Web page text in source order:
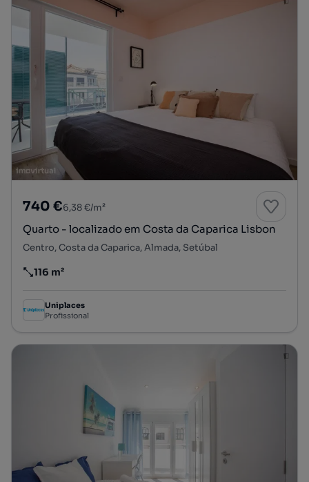
740 €6,38 €/m²
Quarto - localizado em Costa da Caparica Lisbon
Centro, Costa da Caparica, Almada, Setúbal
Preço por metro quadrado
116 m²
Uniplaces
Profissional